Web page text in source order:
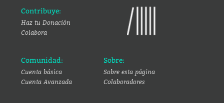
Contribuye:
Haz tu Donación
Colabora
Comunidad:
Cuenta básica
Cuenta Avanzada
Sobre:
Sobre esta página
Colaboradores